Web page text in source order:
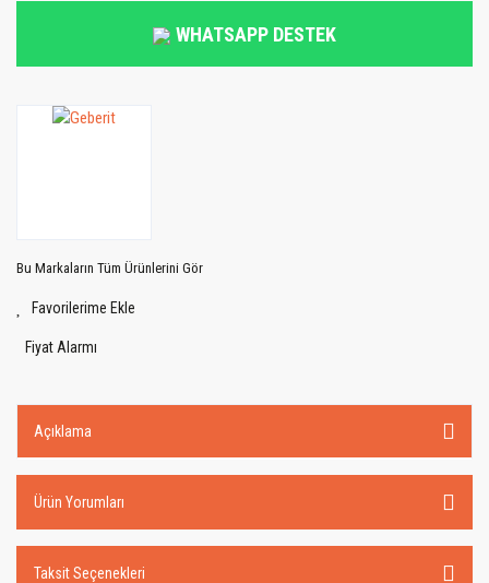
WHATSAPP DESTEK
Bu Markaların Tüm Ürünlerini Gör
Fiyat Alarmı
Açıklama
Ürün Yorumları
Taksit Seçenekleri